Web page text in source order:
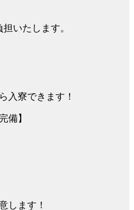
いたします。
入寮できます！
備】
します！